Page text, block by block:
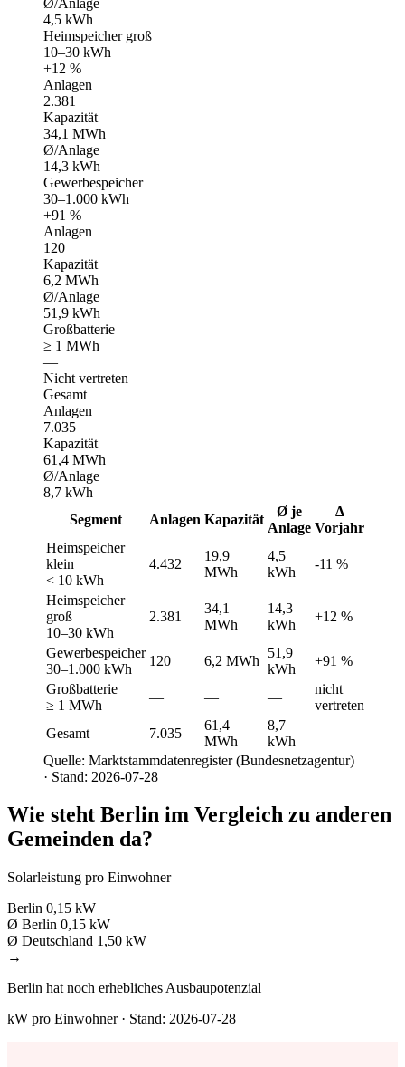
4,5 kWh
Heimspeicher groß
10–30 kWh
+12 %
Anlagen
2.381
Kapazität
34,1 MWh
Ø/Anlage
14,3 kWh
Gewerbespeicher
30–1.000 kWh
+91 %
Anlagen
120
Kapazität
6,2 MWh
Ø/Anlage
51,9 kWh
Großbatterie
≥ 1 MWh
—
Nicht vertreten
Gesamt
Anlagen
7.035
Kapazität
61,4 MWh
Ø/Anlage
8,7 kWh
Segment
Anlagen Kapazität
Ø je
Anlage
Δ
Vorjahr
Heimspeicher
klein
< 10 kWh
4.432
19,9
MWh
4,5
kWh
-11 %
Heimspeicher
groß
10–30 kWh
2.381
34,1
MWh
14,3
kWh
+12 %
Gewerbespeicher
30–1.000 kWh
120 6,2 MWh
51,9
kWh
+91 %
Großbatterie
≥ 1 MWh
— — —
nicht
vertreten
Gesamt
7.035
61,4
MWh
8,7
kWh
—
Quelle: Marktstammdatenregister (Bundesnetzagentur)
· Stand: 2026-07-28
Wie steht Berlin im Vergleich zu anderen
Gemeinden da?
Solarleistung pro Einwohner
Berlin 0,15 kW
Ø Berlin 0,15 kW
Ø Deutschland 1,50 kW
→
Berlin hat noch erhebliches Ausbaupotenzial
kW pro Einwohner · Stand: 2026-07-28